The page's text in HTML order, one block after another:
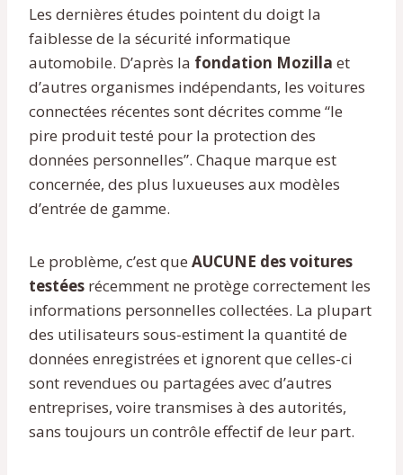
Les dernières études pointent du doigt la
faiblesse de la sécurité informatique
automobile. D’après la fondation Mozilla et
d’autres organismes indépendants, les voitures
connectées récentes sont décrites comme “le
pire produit testé pour la protection des
données personnelles”. Chaque marque est
concernée, des plus luxueuses aux modèles
d’entrée de gamme.
Le problème, c’est que AUCUNE des voitures
testées récemment ne protège correctement les
informations personnelles collectées. La plupart
des utilisateurs sous-estiment la quantité de
données enregistrées et ignorent que celles-ci
sont revendues ou partagées avec d’autres
entreprises, voire transmises à des autorités,
sans toujours un contrôle effectif de leur part.